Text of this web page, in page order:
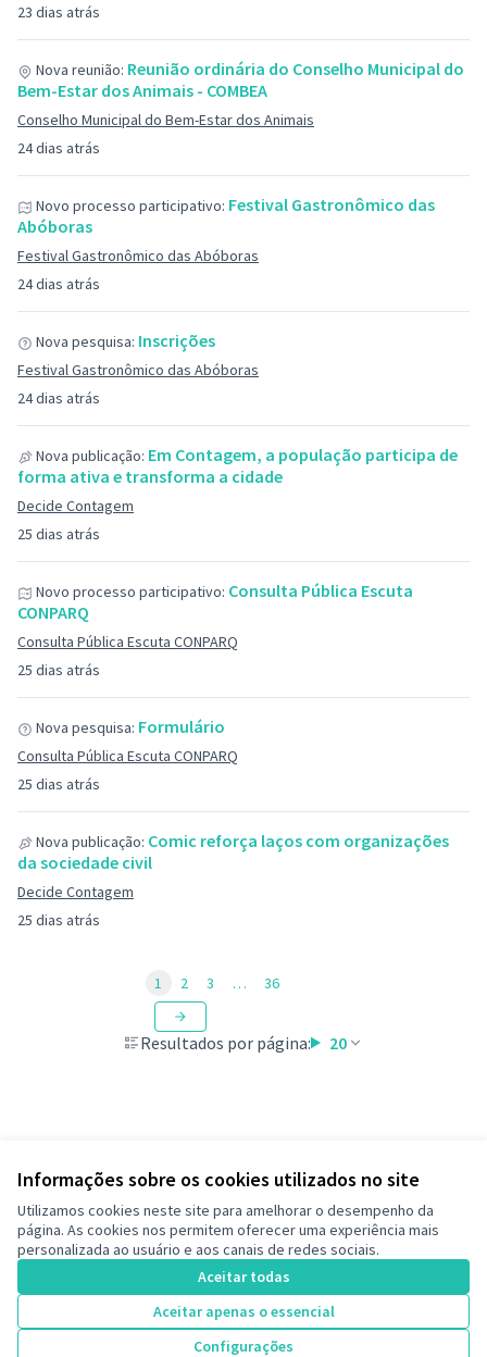
Informações sobre os cookies utilizados no site
Utilizamos cookies neste site para amelhorar o desempenho da
página. As cookies nos permitem oferecer uma experiência mais
personalizada ao usuário e aos canais de redes sociais.
Aceitar todas
Aceitar apenas o essencial
Configurações
23 dias atrás
24 dias atrás
Nova reunião: Reunião ordinária do Conselho Municipal do
Bem-Estar dos Animais - COMBEA
Conselho Municipal do Bem-Estar dos Animais
24 dias atrás
Novo processo participativo: Festival Gastronômico das
Abóboras
Festival Gastronômico das Abóboras
24 dias atrás
Nova pesquisa: Inscrições
Festival Gastronômico das Abóboras
25 dias atrás
Nova publicação: Em Contagem, a população participa de
forma ativa e transforma a cidade
Decide Contagem
25 dias atrás
Novo processo participativo: Consulta Pública Escuta
CONPARQ
Consulta Pública Escuta CONPARQ
25 dias atrás
Nova pesquisa: Formulário
Consulta Pública Escuta CONPARQ
25 dias atrás
Nova publicação: Comic reforça laços com organizações
da sociedade civil
Decide Contagem
Resultados por página: 20
1 2 3 … 36
Termos de serviço
Configurações de cookies
Decide Contagem no Instagram
(Link externo)
Licença
(Link